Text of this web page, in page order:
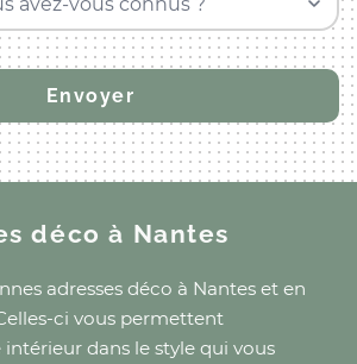
décoà Nantes
adresses déco à Nantes et en
ci vous permettent
intérieur dans le style qui vous